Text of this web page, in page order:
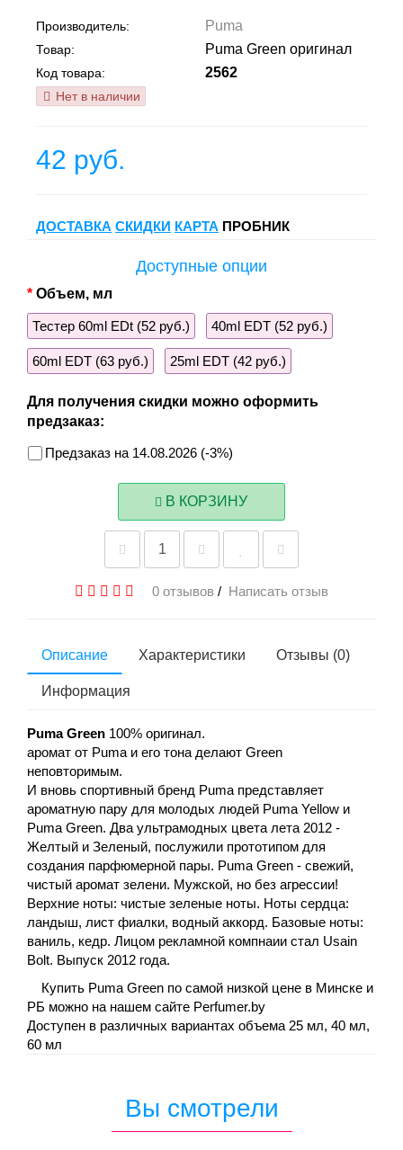
Производитель: Puma
Товар: Puma Green оригинал
Код товара: 2562
Нет в наличии
42 руб.
ДОСТАВКА СКИДКИ КАРТА ПРОБНИК
Доступные опции
Объем, мл
Тестер 60ml EDt (52 руб.) 40ml EDT (52 руб.)
60ml EDT (63 руб.) 25ml EDT (42 руб.)
Для получения скидки можно оформить
предзаказ:
Предзаказ на 14.08.2026 (-3%)
В КОРЗИНУ
0 отзывов / Написать отзыв
Описание Характеристики Отзывы (0)
Информация
Puma Green 100% оригинал.
аромат от Puma и его тона делают Green
неповторимым.
И вновь спортивный бренд Puma представляет
ароматную пару для молодых людей Puma Yellow и
Puma Green. Два ультрамодных цвета лета 2012 -
Желтый и Зеленый, послужили прототипом для
создания парфюмерной пары. Puma Green - свежий,
чистый аромат зелени. Мужской, но без агрессии!
Верхние ноты: чистые зеленые ноты. Ноты сердца:
ландыш, лист фиалки, водный аккорд. Базовые ноты:
ваниль, кедр. Лицом рекламной компнаии стал Usain
Bolt. Выпуск 2012 года.
Купить Puma Green по самой низкой цене в Минске и
РБ можно на нашем сайте Perfumer.by
Доступен в различных вариантах объема 25 мл, 40 мл,
60 мл
Вы смотрели